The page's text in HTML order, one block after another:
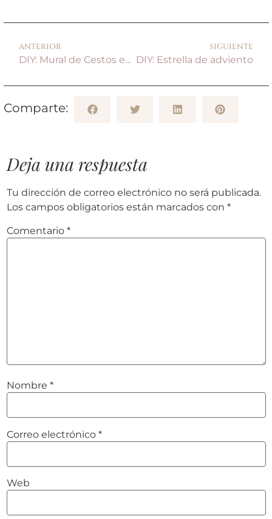
ANTERIOR
DIY: Mural de Cestos eco-chic
SIGUIENTE
DIY: Estrella de adviento
Comparte:
Deja una respuesta
Tu dirección de correo electrónico no será publicada.
Los campos obligatorios están marcados con *
Comentario *
Nombre *
Correo electrónico *
Web